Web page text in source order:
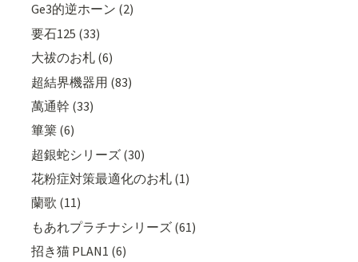
Ge3的逆ホーン (2)
要石125 (33)
大祓のお札 (6)
超結界機器用 (83)
萬通幹 (33)
篳篥 (6)
超銀蛇シリーズ (30)
花粉症対策最適化のお札 (1)
蘭歌 (11)
もあれプラチナシリーズ (61)
招き猫 PLAN1 (6)